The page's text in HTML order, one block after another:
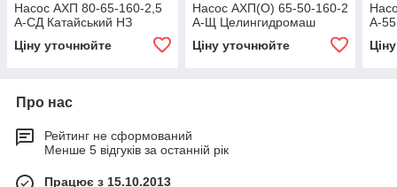
Насос АХП 80-65-160-2,5
А-СД Катайський НЗ
Ціну уточнюйте
Насос АХП(О) 65-50-160-2
А-Щ Целингидромаш
Ціну уточнюйте
А-
Про нас
Рейтинг не сформований
Менше 5 відгуків за останній рік
Працює з 15.10.2013